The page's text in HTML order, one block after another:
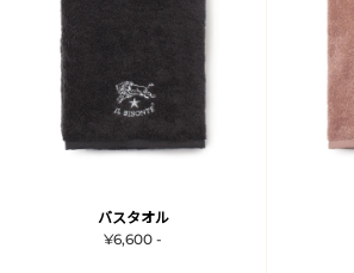
バスタオル
¥6,600 -